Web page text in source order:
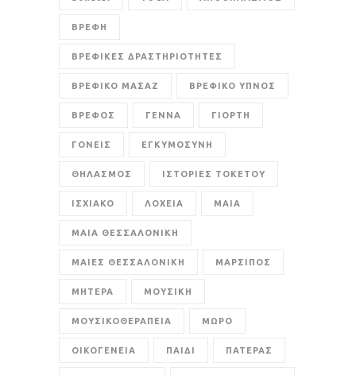
ΒΡΕΦΗ
ΒΡΕΦΙΚΕΣ ΔΡΑΣΤΗΡΙΟΤΗΤΕΣ
ΒΡΕΦΙΚΟ ΜΑΣΑΖ ΒΡΕΦΙΚΟ ΥΠΝΟΣ
ΒΡΕΦΟΣ ΓΕΝΝΑ ΓΙΟΡΤΗ
ΓΟΝΕΙΣ ΕΓΚΥΜΟΣΥΝΗ
ΘΗΛΑΣΜΟΣ ΙΣΤΟΡΙΕΣ ΤΟΚΕΤΟΥ
ΙΣΧΙΑΚΟ ΛΟΧΕΙΑ ΜΑΙΑ
ΜΑΙΑ ΘΕΣΣΑΛΟΝΙΚΗ
ΜΑΙΕΣ ΘΕΣΣΑΛΟΝΙΚΗ ΜΑΡΣΙΠΟΣ
ΜΗΤΕΡΑ ΜΟΥΣΙΚΗ
ΜΟΥΣΙΚΟΘΕΡΑΠΕΙΑ ΜΩΡΟ
ΟΙΚΟΓΕΝΕΙΑ ΠΑΙΔΙ ΠΑΤΕΡΑΣ